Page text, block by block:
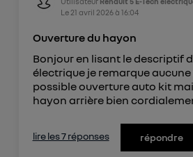
Le 21 avril 2026à 16:04
Ouverture du hayon
Bonjour en lisant le descriptif
électrique je remarque
possible ouverture auto kit
hayon arrière bien
lire les 7 réponses répondre